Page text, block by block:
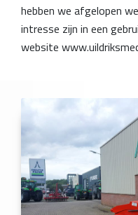
hebben we afgelopen
intresse zijn in een
website